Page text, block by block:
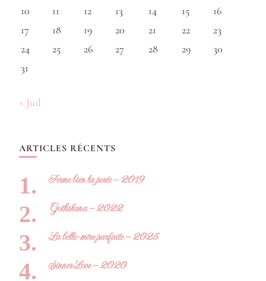
10
11 12 13 14 15
16
17
18 19 20 21 22
23
24
25 26 27 28 29
30
31
« Juil
ARTICLES RÉCENTS
Ferme bien la porte – 2019
Gothikana – 2022
La belle-mère parfaite – 2025
Sinner Love – 2020